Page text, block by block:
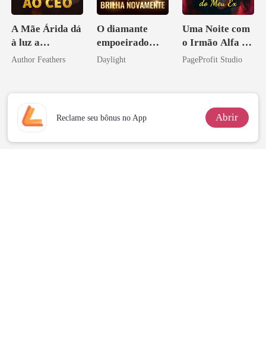
A Mãe Árida dá
à luz a
Sextuplos ao
Author Feathers
O diamante
empoeirado
brilha
Daylight
Uma Noite com
o Irmão Alfa do
Meu Ex
PageProfit Studio
Reclame seu bônus no App Abrir